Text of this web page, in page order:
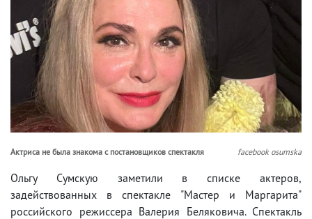
Актриса не была знакома с постановщиков спектакля facebook osumska
Ольгу Сумскую заметили в списке актеров,
задействованных в спектакле "Мастер и Маргарита"
российского режиссера Валерия Беляковича. Спектакль